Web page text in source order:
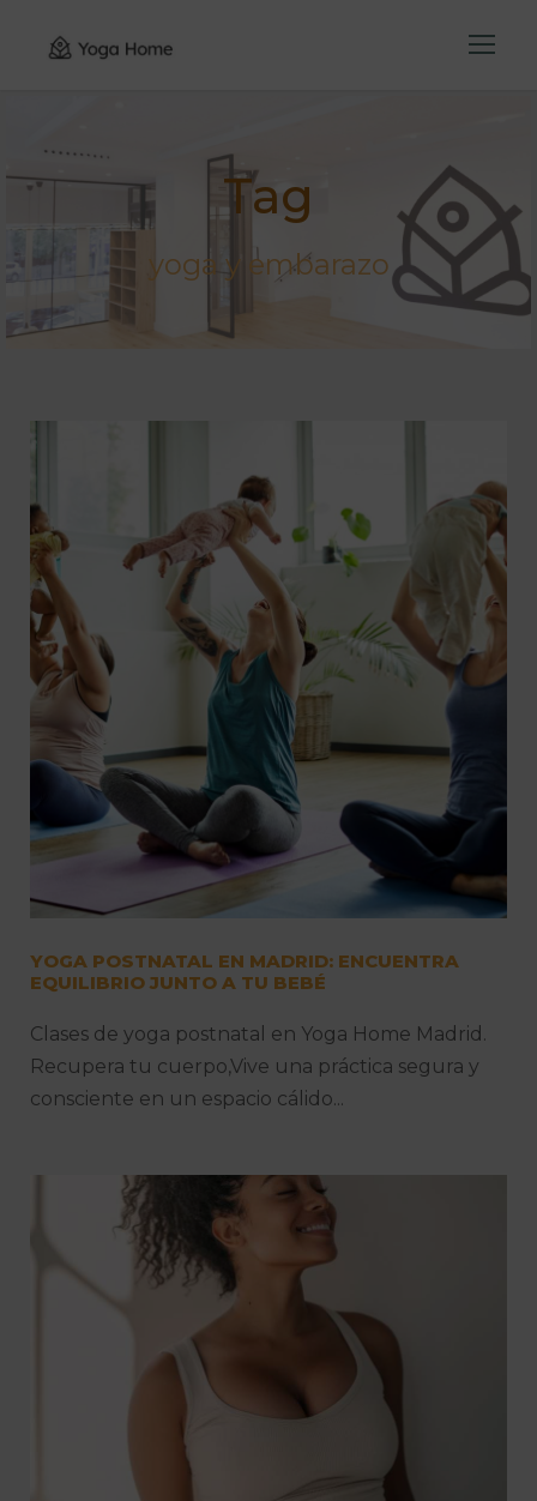
Tag
yoga y embarazo
YOGA POSTNATAL EN MADRID: ENCUENTRA
EQUILIBRIO JUNTO A TU BEBÉ
Clases de yoga postnatal en Yoga Home Madrid.
Recupera tu cuerpo,Vive una práctica segura y
consciente en un espacio cálido...